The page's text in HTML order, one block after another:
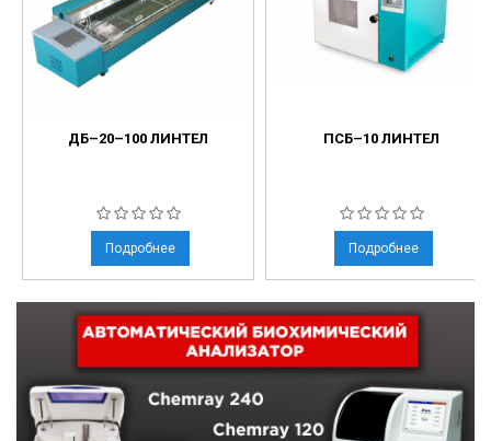
ДБ–20–100 ЛИНТЕЛ
Подробнее
ПСБ–10 ЛИНТЕЛ
Подробнее